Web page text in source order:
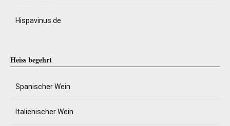
Hispavinus.de
Heiss begehrt
Spanischer Wein
Italienischer Wein